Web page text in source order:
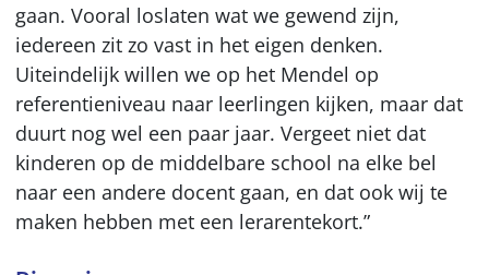
gaan. Vooral loslaten wat we gewend zijn,
iedereen zit zo vast in het eigen denken.
Uiteindelijk willen we op het Mendel op
referentieniveau naar leerlingen kijken, maar dat
duurt nog wel een paar jaar. Vergeet niet dat
kinderen op de middelbare school na elke bel
naar een andere docent gaan, en dat ook wij te
maken hebben met een lerarentekort.”